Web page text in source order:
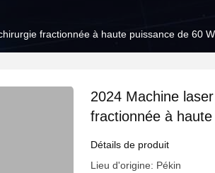
fractionnée à haute puissance de 60
2024 Machine
fractionnée à
Détails de produit
Lieu d'origine: Pékin